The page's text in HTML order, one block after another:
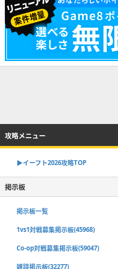
攻略メニュー
▶イーフト2026攻略TOP
掲示板
掲示板一覧
1vs1対戦募集掲示板(45968)
Co-op対戦募集掲示板(59047)
雑談掲示板(32277)